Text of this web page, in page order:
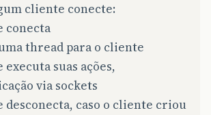
cliente conecte:
conecta
thread para o cliente
suas ações,
via sockets
desconecta, caso o cliente criou